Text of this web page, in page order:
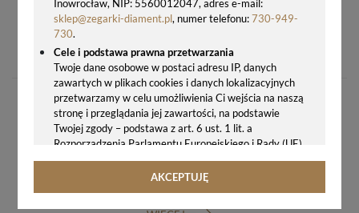
Inowrocław, NIP: 5560012047, adres e-mail:
sklep@zegarki-diament.pl, numer telefonu:730-949-
730.
Cele i podstawa prawna przetwarzania
Twoje dane osobowe w postaci adresu IP, danych
zawartych w plikach cookies i danych lokalizacyjnych
przetwarzamy w celu umożliwienia Ci wejścia na naszą
stronę i przeglądania jej zawartości, na podstawie
Twojej zgody – podstawa z art. 6 ust. 1 lit. a
Rozporządzenia Parlamentu Europejskiego i Rady (UE)
2016/679 z 27.04.2016 r. w sprawie ochrony osób
fizycznych w związku z przetwarzaniem danych
AKCEPTUJĘ
199,00 zł
GWARANCJA ORYGINALNOŚCI ZEGARKA